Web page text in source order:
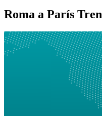
Roma a París Tren